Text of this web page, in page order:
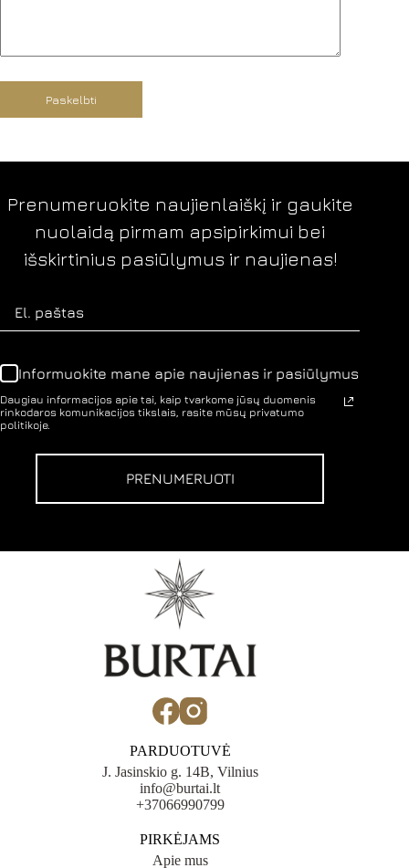
Paskelbti
Prenumeruokite naujienlaiškį ir gaukite
nuolaidą pirmam apsipirkimui bei
išskirtinius pasiūlymus ir naujienas!
Informuokite mane apie naujienas ir pasiūlymus
Daugiau informacijos apie tai, kaip tvarkome jūsų duomenis
rinkodaros komunikacijos tikslais, rasite mūsų privatumo
politikoje.
PRENUMERUOTI
PARDUOTUVĖ
J. Jasinskio g. 14B, Vilnius
info@burtai.lt
+37066990799
PIRKĖJAMS
Apie mus